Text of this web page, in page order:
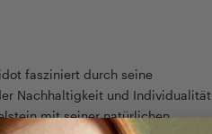
fasziniert durch seine
Nachhaltigkeit und Individualität
mit seiner natürlichen